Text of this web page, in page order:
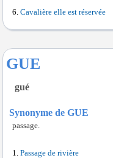
Cavalière elle est réservée
GUE
gué
Synonyme de GUE
passage.
Passage de rivière